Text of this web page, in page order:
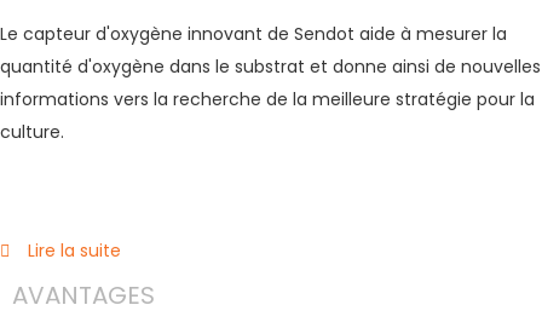
Le capteur d'oxygène innovant de Sendot aide à mesurer la
quantité d'oxygène dans le substrat et donne ainsi de nouvelles
informations vers la recherche de la meilleure stratégie pour la
culture.
Lire la suite
AVANTAGES